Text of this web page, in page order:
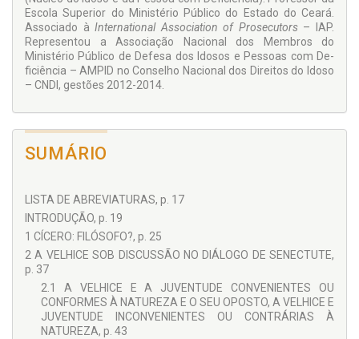
exige muito esforço, bem como uma praxise uma relação
virtuosa entre jovens e velhos, todos aceitando os ditames
da natureza para viverem a excelência de suas idades.
Na concepção estoica de Cícero, a velhice deve ser aceita por
todos, pois é uma determinação da natureza.De Senectute
permanece como obra funda­mental para se pensar as
Escola Superior do Ministério Público do Es­tado do Ceará.
Associado àInternational Association of Prosecutors – IAP.
Represen­tou a Associação Nacional dos Membros do
Ministé­rio Público de Defesa dos Idosos e Pessoas com De­
ficiência – AMPID no Con­selho Nacional dos Direitos do Idoso
– CNDI, gestões 2012-2014.
SUMÁRIO
LISTA DE ABREVIATURAS, p. 17
INTRODUÇÃO, p. 19
1 CÍCERO: FILÓSOFO?, p. 25
2 A VELHICE SOB DISCUSSÃO NO DIÁLOGO DE SENECTUTE,
p. 37
2.1 A VELHICE E A JUVENTUDE CONVENIENTES OU
CONFORMES À NATUREZA E O SEU OPOSTO, A VELHICE E
JUVENTUDE INCONVENIENTES OU CONTRÁRIAS À
NATUREZA, p. 43